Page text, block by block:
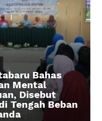
Bahas
Mental
Disebut
Tengah Beban